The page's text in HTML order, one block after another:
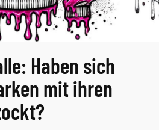
Haben sich
mit ihren